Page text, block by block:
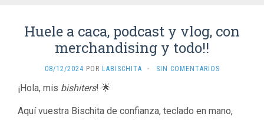
Huele a caca, podcast y vlog, con
merchandising y todo!!
08/12/2024 POR LABISCHITA · SIN COMENTARIOS
¡Hola, mis bishiters! 🌟
Aquí vuestra Bischita de confianza, teclado en mano,